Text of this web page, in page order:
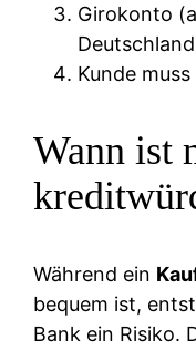
Girokonto
Kunde
Wann ist
Während ein
bequem ist,
Bank ein Risiko.